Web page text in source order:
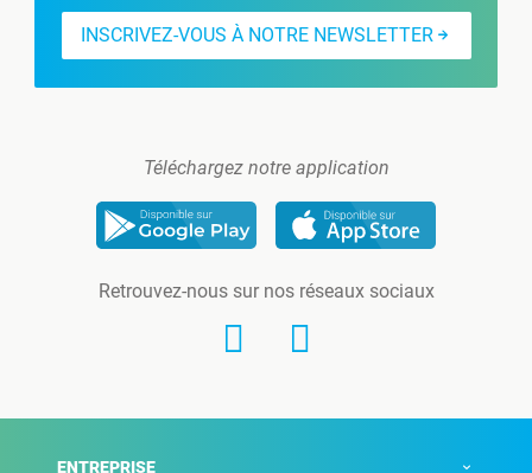
INSCRIVEZ-VOUS À NOTRE NEWSLETTER
Téléchargez notre application
Retrouvez-nous sur nos réseaux sociaux
ENTREPRISE